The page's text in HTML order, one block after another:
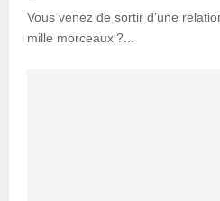
Vous venez de sortir d’une
mille morceaux ?...